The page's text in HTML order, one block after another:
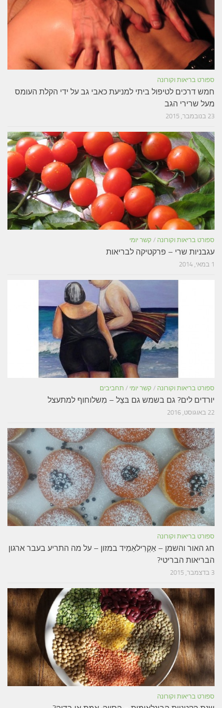
ספורט בריאות וקורונה
חמש דרכים לטיפול ביתי למניעת כאבי גב על ידי הקלת העומס
מעל שרירי הגב
23 בנובמבר, 2015
ספורט בריאות וקורונה / קשר יומי
עגבניות שרי – פרקטיקה לבריאות
1 במאי, 2014
ספורט בריאות וקורונה / קשר יומי / תחביבים
יורדים לים? גם בשמש גם בּצֵל – מִשלוחוף למתעצל
22 באוגוסט, 2016
ספורט בריאות וקורונה
חג האור והשמן – אַקְרִילאַמִיד במזון – על מה התריע בעבר ארגון
הבריאות הבריטי?
3 בדצמבר, 2015
ספורט בריאות וקורונה